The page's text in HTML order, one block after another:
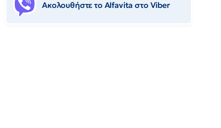
Ακολουθήστε το Αlfavita στο Viber